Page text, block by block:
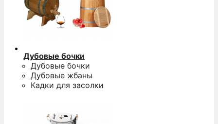
Дубовые бочки
Дубовые бочки
Дубовые жбаны
Кадки для засолки